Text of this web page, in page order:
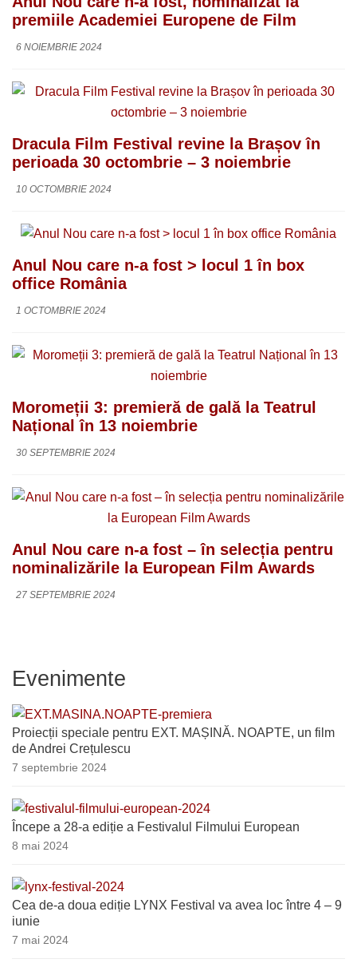
premiile Academiei Europene de Film
6 NOIEMBRIE 2024
Dracula Film Festival revine la Brașov în
perioada 30 octombrie – 3 noiembrie
10 OCTOMBRIE 2024
Anul Nou care n-a fost > locul 1 în box
office România
1 OCTOMBRIE 2024
Moromeții 3: premieră de gală la Teatrul
Național în 13 noiembrie
30 SEPTEMBRIE 2024
Anul Nou care n-a fost – în selecția pentru
nominalizările la European Film Awards
27 SEPTEMBRIE 2024
Evenimente
Proiecții speciale pentru EXT. MAȘINĂ. NOAPTE, un film
de Andrei Crețulescu
7 septembrie 2024
Începe a 28-a ediție a Festivalul Filmului European
8 mai 2024
Cea de-a doua ediție LYNX Festival va avea loc între 4 – 9
iunie
7 mai 2024